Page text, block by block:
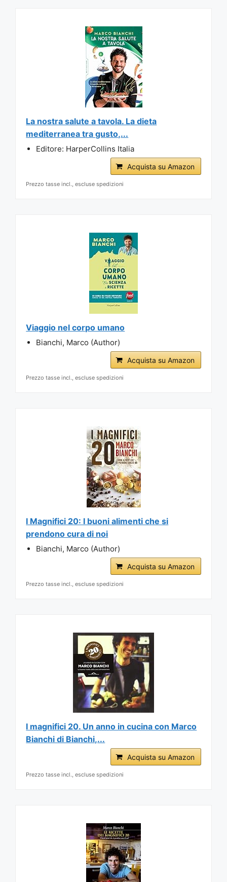
La nostra salute a tavola. La dieta
mediterranea tra gusto,...
Editore: HarperCollins Italia
Acquista su Amazon
Prezzo tasse incl., escluse spedizioni
Viaggio nel corpo umano
Bianchi, Marco (Author)
Acquista su Amazon
Prezzo tasse incl., escluse spedizioni
I Magnifici 20: I buoni alimenti che si
prendono cura di noi
Bianchi, Marco (Author)
Acquista su Amazon
Prezzo tasse incl., escluse spedizioni
I magnifici 20. Un anno in cucina con Marco
Bianchi di Bianchi,...
Acquista su Amazon
Prezzo tasse incl., escluse spedizioni